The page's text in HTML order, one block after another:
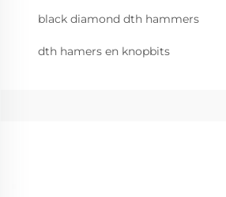
black diamond dth hammers
dth hamers en knopbits